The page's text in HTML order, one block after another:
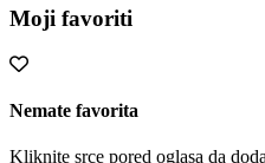
Moji favoriti
Nemate favorita
Kliknite srce pored oglasa da